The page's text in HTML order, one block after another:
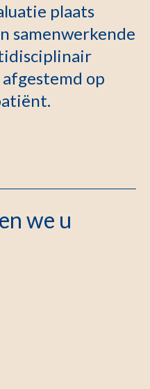
plaats
samenwerkende
op
we u